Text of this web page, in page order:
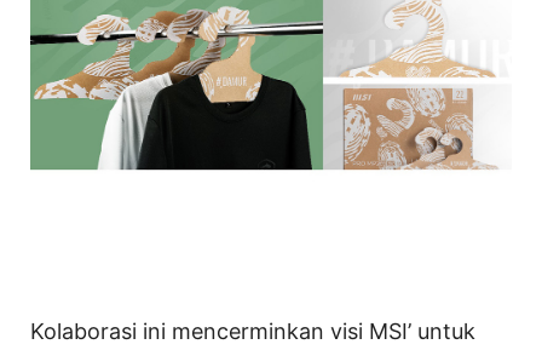
Kolaborasi ini mencerminkan visi MSI’ untuk